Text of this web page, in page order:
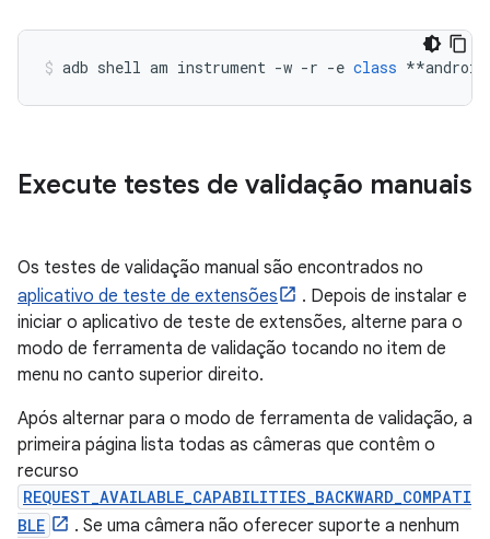
adb shell am instrument -w -r -e class **
Execute testes de validação manuais
Os testes de validação manual são encontrados no
aplicativo de teste de extensões
. Depois de instalar e
iniciar o aplicativo de teste de extensões, alterne para o
modo de ferramenta de validação tocando no item de
menu no canto superior direito.
Após alternar para o modo de ferramenta de validação, a
primeira página lista todas as câmeras que contêm o
recurso
REQUEST_AVAILABLE_CAPABILITIES_BACKWARD_COMPATI
BLE
. Se uma câmera não oferecer suporte a nenhum